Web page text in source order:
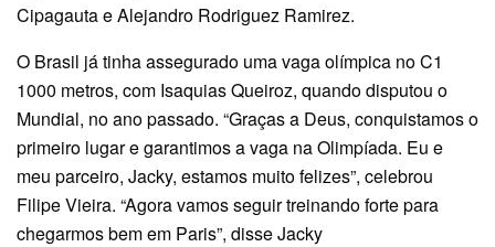
Cipagauta e Alejandro Rodriguez Ramirez.
O Brasil já tinha assegurado uma vaga olímpica no C1
1000 metros, com Isaquias Queiroz, quando disputou o
Mundial, no ano passado. “Graças a Deus, conquistamos o
primeiro lugar e garantimos a vaga na Olimpíada. Eu e
meu parceiro, Jacky, estamos muito felizes”, celebrou
Filipe Vieira. “Agora vamos seguir treinando forte para
chegarmos bem em Paris”, disse Jacky